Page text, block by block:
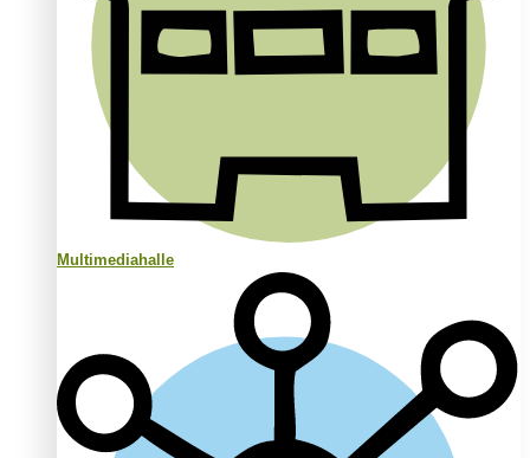
Multimediahalle